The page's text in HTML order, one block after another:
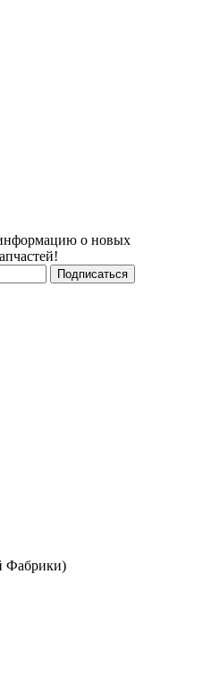
о новых
Фабрики)